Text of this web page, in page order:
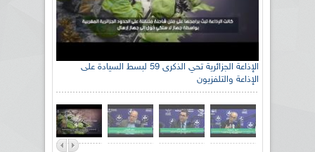
الإذاعة الجزائرية تحي الذكرى 59 لبسط السيادة على
الإذاعة والتلفزيون